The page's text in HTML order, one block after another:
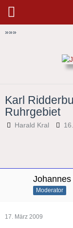
»»»
Karl
Ruhrgebiet
Harald Kral
Johannes
Moderator
17. März 2009